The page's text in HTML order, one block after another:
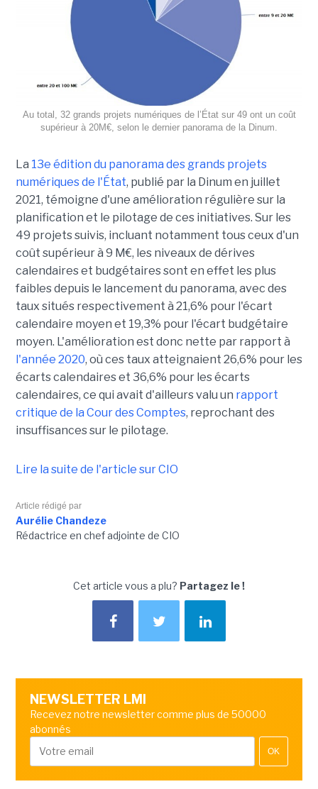
Au total, 32 grands projets numériques de l’État sur 49 ont un coût
supérieur à 20M€, selon le dernier panorama de la Dinum.
La 13e édition du panorama des grands projets
numériques de l'État, publié par la Dinum en juillet
2021, témoigne d'une amélioration régulière sur la
planification et le pilotage de ces initiatives. Sur les
49 projets suivis, incluant notamment tous ceux d'un
coût supérieur à 9 M€, les niveaux de dérives
calendaires et budgétaires sont en effet les plus
faibles depuis le lancement du panorama, avec des
taux situés respectivement à 21,6% pour l'écart
calendaire moyen et 19,3% pour l'écart budgétaire
moyen. L'amélioration est donc nette par rapport à
l'année 2020, où ces taux atteignaient 26,6% pour les
écarts calendaires et 36,6% pour les écarts
calendaires, ce qui avait d'ailleurs valu un rapport
critique de la Cour des Comptes, reprochant des
insuffisances sur le pilotage.
Lire la suite de l'article sur CIO
Article rédigé par
Aurélie Chandeze
Rédactrice en chef adjointe de CIO
Cet article vous a plu? Partagez le !
NEWSLETTER LMI
Recevez notre newsletter comme plus de 50000
abonnés
OK